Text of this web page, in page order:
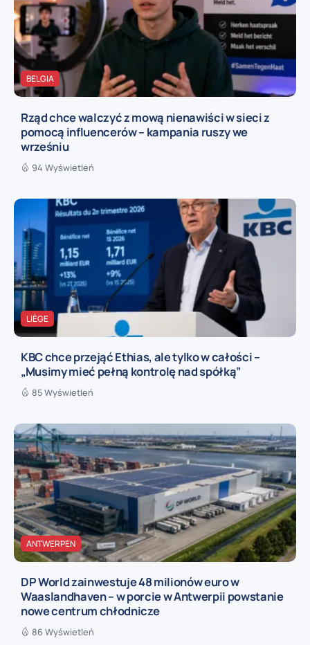
BELGIA
Rząd chce walczyć z mową nienawiści w sieci z
pomocą influencerów – kampania ruszy we
wrześniu
94 Wyświetleń
LIÈGE
KBC chce przejąć Ethias, ale tylko w całości –
„Musimy mieć pełną kontrolę nad spółką”
85 Wyświetleń
ANTWERPEN
DP World zainwestuje 48 milionów euro w
Waaslandhaven – w porcie w Antwerpii powstanie
nowe centrum chłodnicze
86 Wyświetleń